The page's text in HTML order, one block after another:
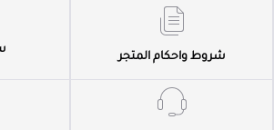
شروط واحكام المتجر